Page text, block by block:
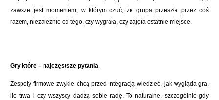
zawsze jest momentem, w którym czuć, że grupa przeszła przez coś
razem, niezależnie od tego, czy wygrała, czy zajęła ostatnie miejsce.
Gry które – najczęstsze pytania
Zespoły firmowe zwykle chcą przed integracją wiedzieć, jak wygląda gra,
ile trwa i czy wszyscy dadzą sobie radę. To naturalne, szczególnie gdy